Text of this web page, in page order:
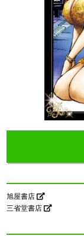
旭屋書店
三省堂書店